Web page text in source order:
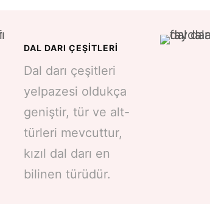
DAL DARI ÇEŞITLERI
Dal darı çeşitleri
yelpazesi oldukça
geniştir, tür ve alt-
türleri mevcuttur,
kızıl dal darı en
bilinen türüdür.